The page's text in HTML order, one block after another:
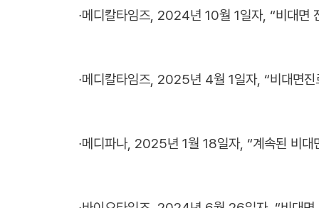
∙메디칼타임즈, 2024년 10월 1일자, “비대면
∙메디칼타임즈, 2025년 4월 1일자, “비대면
∙메디파나, 2025년 1월 18일자, “계속된 비